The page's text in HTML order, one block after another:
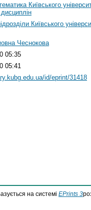
Київського
Київського
Чеснокова
05:35
05:41
id/eprint/31418
на системі EPrints 3